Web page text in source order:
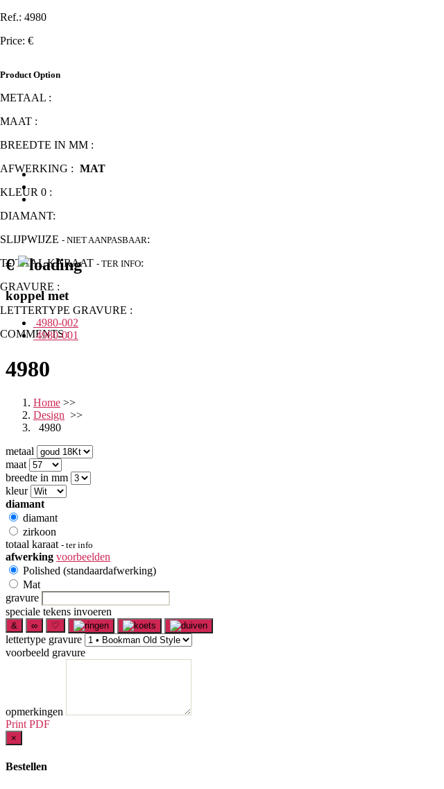
Collecties
Nieuw
Contact
€
koppel met
4980-002
4980-001
4980
Home >>
Design >>
4980
metaal
maat
breedte in mm
kleur
diamant
diamant
zirkoon
totaal karaat - ter info
afwerking voorbeelden
Polished (standaardafwerking)
Mat
gravure
speciale tekens invoeren
& ∞ ♡
lettertype gravure
voorbeeld gravure
opmerkingen
Print PDF
×
Bestellen
Ref.: 4980
Price: €
Product Option
METAAL :
MAAT :
BREEDTE IN MM :
AFWERKING : MAT
KLEUR 0 :
DIAMANT:
SLIJPWIJZE - NIET AANPASBAAR:
TOTAAL KARAAT - TER INFO:
GRAVURE :
LETTERTYPE GRAVURE :
COMMENTS :